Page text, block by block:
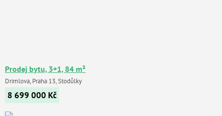
Prodej bytu, 3+1, 84 m²
Drimlova, Praha 13, Stodůlky
8 699 000 Kč